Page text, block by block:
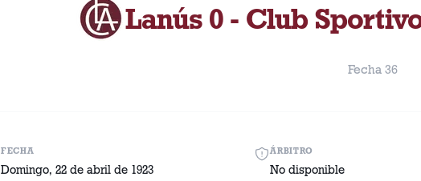
Lanús 0 - Club
Fecha 36
FECHA
Domingo, 22 de abril de 1923
ÁRBITRO
No disponible